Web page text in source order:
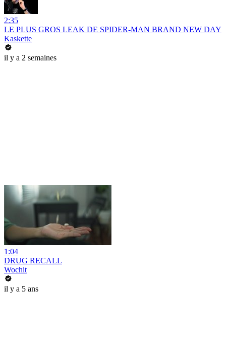
2:35
LE PLUS GROS LEAK DE SPIDER-MAN BRAND NEW DAY
Kaskette
il y a 2 semaines
1:04
DRUG RECALL
Wochit
il y a 5 ans